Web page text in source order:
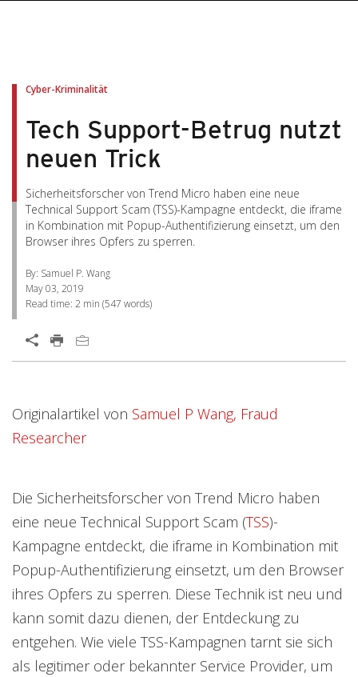
Cyber-Kriminalität
Tech Support-Betrug nutzt
neuen Trick
Sicherheitsforscher von Trend Micro haben eine neue
Technical Support Scam (TSS)-Kampagne entdeckt, die iframe
in Kombination mit Popup-Authentifizierung einsetzt, um den
Browser ihres Opfers zu sperren.
By: Samuel P. Wang
May 03, 2019
Read time: 2 min (547 words)
Open On A New Tab
Originalartikel von Samuel P Wang, Fraud
Researcher
Open On A New Tab
Die Sicherheitsforscher von Trend Micro haben
eine neue Technical Support Scam (TSS
Open On A New Tab
)-
Kampagne entdeckt, die iframe in Kombination mit
Popup-Authentifizierung einsetzt, um den Browser
ihres Opfers zu sperren. Diese Technik ist neu und
kann somit dazu dienen, der Entdeckung zu
entgehen. Wie viele TSS-Kampagnen tarnt sie sich
als legitimer oder bekannter Service Provider, um
Open On A New Tab
Open On A New Tab
Open On A New Tab
Open On A New Tab
Open On A New Tab